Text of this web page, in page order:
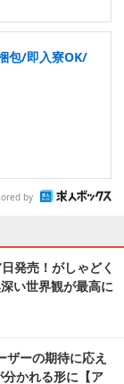
包/即入寮OK/
by
発売！がしゃどく
い世界観が最高に
ザーの期待に応え
かれる形に【ア